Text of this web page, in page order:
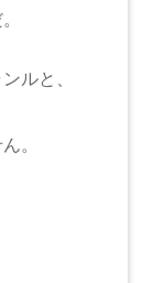
ルと、
。